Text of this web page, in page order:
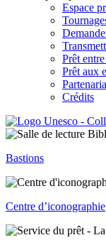
Espace
Prêt
Prêt aux
Crédits
Bastions
Centre d’iconographie